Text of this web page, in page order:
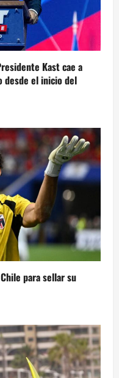
Kast cae a
desde el inicio del
para sellar su